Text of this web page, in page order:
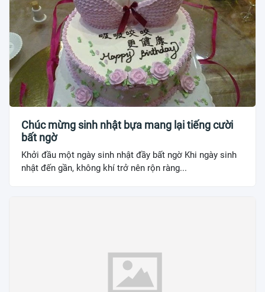
Chúc mừng sinh nhật bựa mang lại tiếng cười
bất ngờ
Khởi đầu một ngày sinh nhật đầy bất ngờ Khi ngày sinh
nhật đến gần, không khí trở nên rộn ràng...